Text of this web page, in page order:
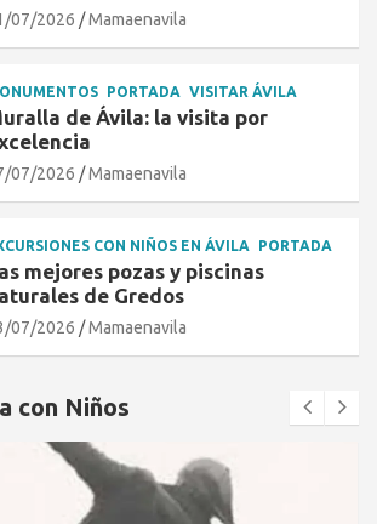
07/2026 Mamaenavila
PORTADA VISITAR ÁVILA
de Ávila: la visita por
07/2026 Mamaenavila
CON NIÑOS EN ÁVILA PORTADA
mejores pozas y piscinas
de Gredos
07/2026 Mamaenavila
con Niños